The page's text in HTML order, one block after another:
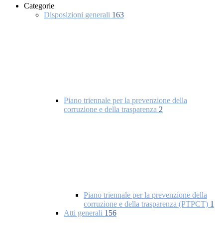
Categorie
Disposizioni generali 163
Piano triennale per la prevenzione della
corruzione e della trasparenza 2
Piano triennale per la prevenzione della
corruzione e della trasparenza (PTPCT) 1
Atti generali 156